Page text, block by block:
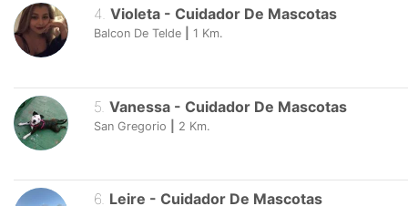
4. Violeta - Cuidador De Mascotas
Balcon De Telde 1 Km.
5 Vanessa - Cuidador De Mascotas
San Gregorio 2 Km.
6 Leire - Cuidador De Mascotas